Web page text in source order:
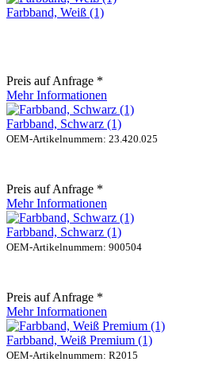
Farbband, Weiß (1)
Preis auf Anfrage *
Mehr Informationen
Farbband, Schwarz (1)
OEM-Artikelnummern: 23.420.025
Preis auf Anfrage *
Mehr Informationen
Farbband, Schwarz (1)
OEM-Artikelnummern: 900504
Preis auf Anfrage *
Mehr Informationen
Farbband, Weiß Premium (1)
OEM-Artikelnummern: R2015